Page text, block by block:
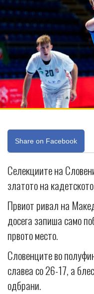
Share on Facebook
Селекциите на
златото на
Првиот ривал на
досега запиша само
првото место.
Словенците во
славеа со 26-17, а
одбрани.